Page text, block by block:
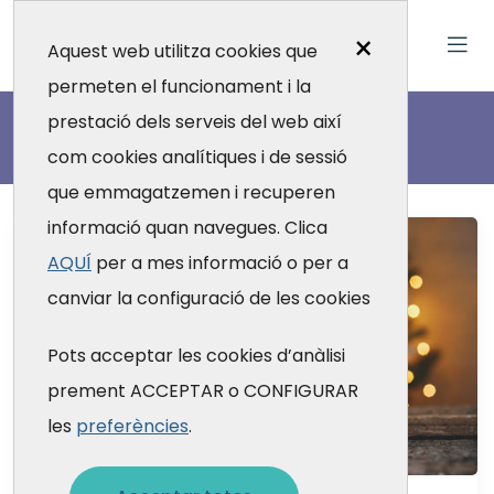
×
Aquest web utilitza cookies que
permeten el funcionament i la
prestació dels serveis del web així
com cookies analítiques i de sessió
que emmagatzemen i recuperen
informació quan navegues. Clica
AQUÍ per a mes informació o per a
canviar la configuració de les cookies
Pots acceptar les cookies d’anàlisi
prement ACCEPTAR o CONFIGURAR
les preferències.
Actualitat